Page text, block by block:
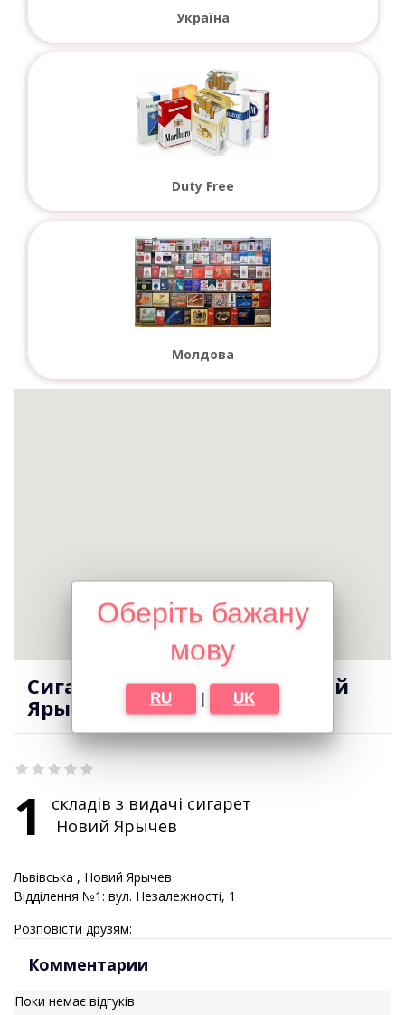
Оберіть бажану
мову
RU | UK
Україна
Duty Free
Молдова
Сигарети оптом в місті Новий
Ярычев
1
складів з видачі сигарет
Новий Ярычев
Львівська , Новий Ярычев
Відділення №1: вул. Незалежності, 1
Розповісти друзям:
Комментарии
Поки немає відгуків